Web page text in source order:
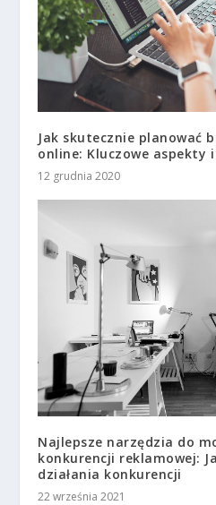
Jak skutecznie planować
online: Kluczowe aspekty
12 grudnia 2020
Najlepsze narzędzia do
konkurencji reklamowej:
działania konkurencji
22 września 2021